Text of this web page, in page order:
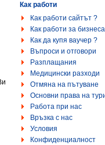
Как работи
Как работи сайтът ?
Как работи за
Как да купя ваучер ?
Въпроси и отговори
Разплащания
Медицински разходи
Отмяна на пътуване
Основни права на
Работа при нас
Връзка с нас
Условия
Конфиденциалност